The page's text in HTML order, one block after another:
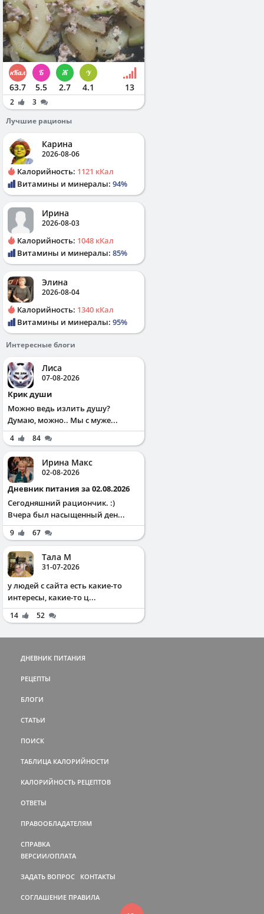
63.7 5.5 2.7 4.1 13
2
3
Лучшие рационы
Карина
2026-08-06
Калорийность: 1121 кКал
Витамины и минералы: 94%
Ирина
2026-08-03
Калорийность: 1048 кКал
Витамины и минералы: 85%
Элина
2026-08-04
Калорийность: 1340 кКал
Витамины и минералы: 95%
Интересные блоги
Лиса
07-08-2026
Крик души
Можно ведь излить душу?
Думаю, можно.. Мы с муже...
4 84
Ирина Макс
02-08-2026
Дневник питания за 02.08.2026
Сегодняшний рациончик. :)
Вчера был насыщенный ден...
9 67
Тала М
31-07-2026
у людей с сайта есть какие-то
интересы, какие-то ц...
14 52
ДНЕВНИК ПИТАНИЯ
РЕЦЕПТЫ
БЛОГИ
СТАТЬИ
ПОИСК
ТАБЛИЦА КАЛОРИЙНОСТИ
КАЛОРИЙНОСТЬ РЕЦЕПТОВ
ОТВЕТЫ
ПРАВООБЛАДАТЕЛЯМ
СПРАВКА
ВЕРСИИ/ОПЛАТА
ЗАДАТЬ ВОПРОС КОНТАКТЫ
СОГЛАШЕНИЕ ПРАВИЛА